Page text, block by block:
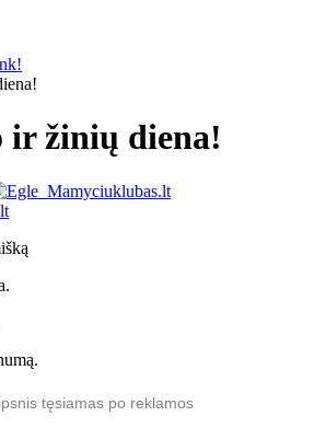
ir žinių diena!
tęsiamas po reklamos